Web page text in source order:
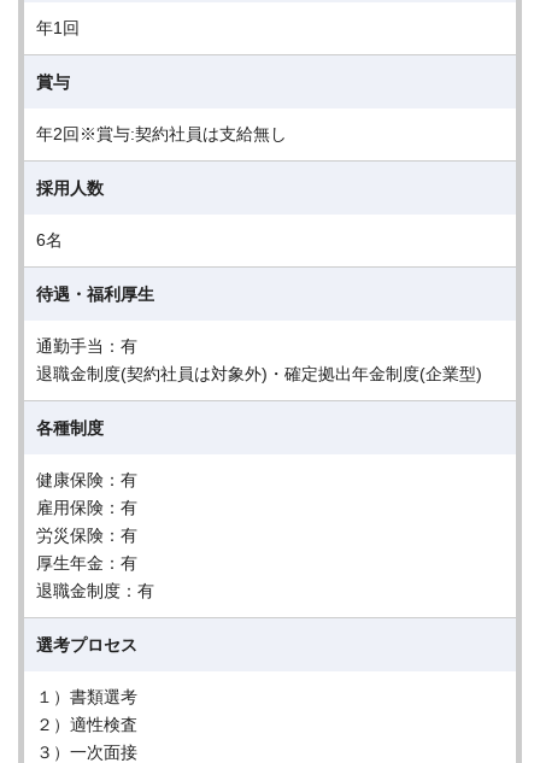
年1回
賞与
年2回※賞与:契約社員は支給無し
採用人数
6名
待遇・福利厚生
通勤手当：有
退職金制度(契約社員は対象外)・確定拠出年金制度(企業型)
各種制度
健康保険：有
雇用保険：有
労災保険：有
厚生年金：有
退職金制度：有
選考プロセス
１）書類選考
２）適性検査
３）一次面接